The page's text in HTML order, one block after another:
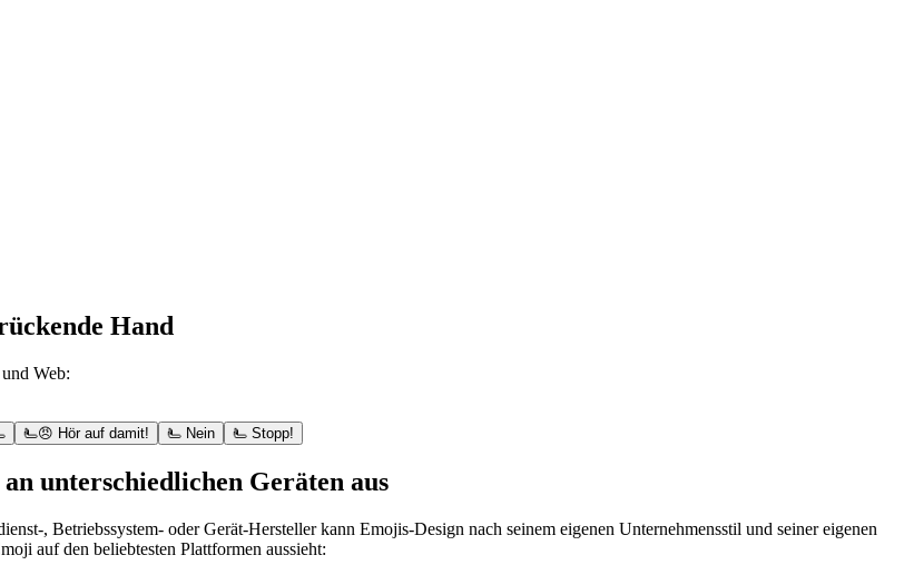
Hand
Web:
🫷😠 Hör auf damit! 🫷 Nein 🫷 Stopp!
unterschiedlichen Geräten aus
, Betriebssystem- oder Gerät-Hersteller kann Emojis-Design nach seinem eigenen Unternehmensstil und seiner eigenen
auf den beliebtesten Plattformen aussieht: